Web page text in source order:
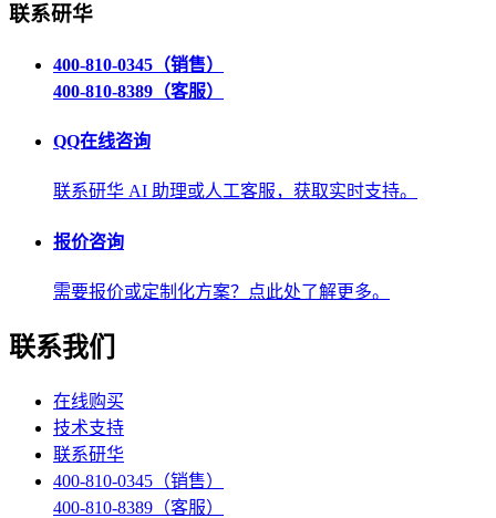
联系研华
400-810-0345（销售）
400-810-8389（客服）
QQ在线咨询
联系研华 AI 助理或人工客服，获取实时支持。
报价咨询
需要报价或定制化方案？点此处了解更多。
联系我们
在线购买
技术支持
联系研华
400-810-0345（销售）
400-810-8389（客服）